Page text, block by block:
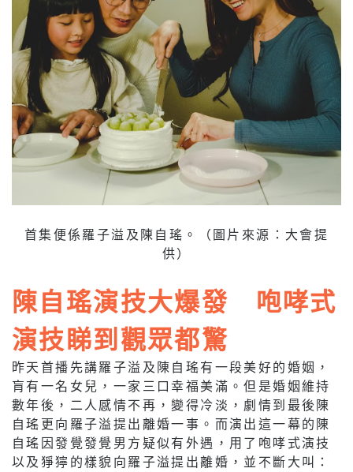
首集便係羅子溢及陳自瑤。（圖片來源：大會提
供）
陳自瑤演技大爆發 咆哮式
演技睇到觀眾都驚
昨天首播先講羅子溢及陳自瑤有一段美好的婚姻，
肓有一名女兒，一家三口幸福美滿。但是婚姻維持
數年後，二人感情不再，變得冷淡，劇情到最後陳
自瑤更向羅子溢提出離婚一事。而演出這一幕的陳
自瑤因發覺發覺男方疑似有外遇，用了咆哮式演技
以及猙獰的樣貌向羅子溢提出離婚，並不斷大叫：